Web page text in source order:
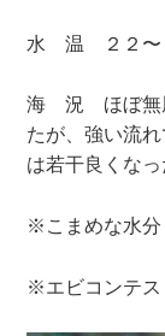
水 温 ２２〜
海 況 ほぼ無
たが、強い流
は若干良くなっ
※こまめな水分
※エビコンテス